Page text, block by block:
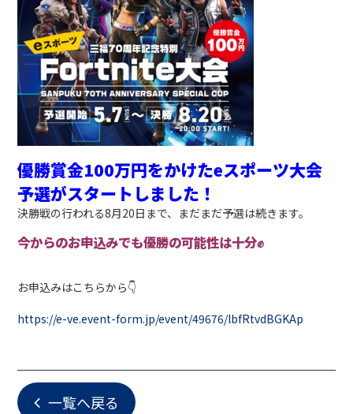
優勝賞金100万円をかけたeスポーツ大会
予選がスタートしました！
決勝戦の行われる8月20日まで、まだまだ予選は続きます。
今からのお申込みでも優勝の可能性は十分✊
お申込みはこちらから👇
https://e-ve.event-form.jp/event/49676/lbfRtvdBGKAp
一覧へ戻る